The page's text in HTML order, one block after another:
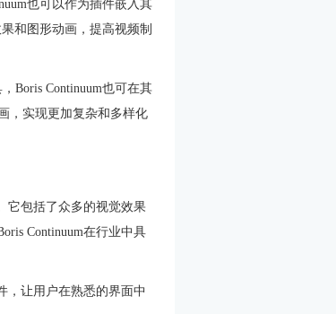
也可以作为插件嵌入其
和图形动画，提高视频制
Boris Continuum也可在其
，实现更加复杂和多样化
它包括了众多的视觉效果
Continuum在行业中具
，让用户在熟悉的界面中